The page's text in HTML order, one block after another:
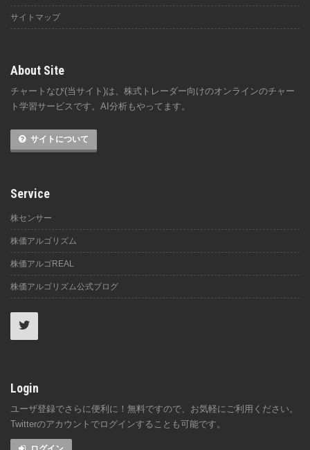
サイトマップ
About Site
チャートなび(当サイト)は、株式トレーダー向けのオンラインのチャー
ト学習サービスです。AI分析もやってます。
サイトについて
Service
株センサー
株価アルゴリズム
株価アルゴREAL
株価アルゴリズム公式ブログ
Login
ユーザ登録でさらに便利に！無料ですので、お気軽にご利用ください。
Twitterのアカウントでログインすることも可能です。